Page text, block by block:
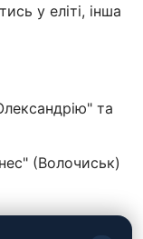
у еліті, інша
та
(Волочиськ)